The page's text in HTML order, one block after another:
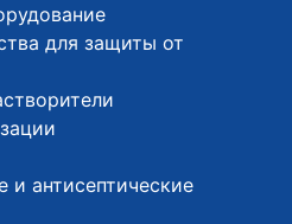
для защиты от
антисептические